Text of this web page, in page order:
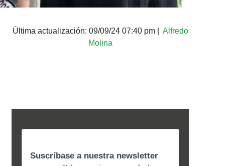
Última actualización: 09/09/24 07:40 pm
Alfredo
Molina